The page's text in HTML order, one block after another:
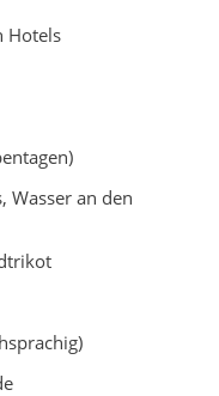
Hotels
Wasser an den